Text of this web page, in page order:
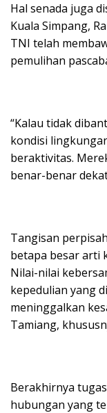
Hal senada juga
Kuala Simpang,
TNI telah
pemulihan
“Kalau tidak
kondisi
beraktivitas.
benar-benar
Tangisan
betapa besar arti
Nilai-nilai
kepedulian yang
meninggalkan
Tamiang,
Berakhirnya
hubungan yang